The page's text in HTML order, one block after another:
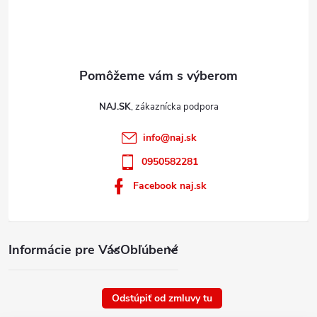
Informácie pre VásObľúbené
NAJ.SK
info@naj.sk
0950582281
Facebook naj.sk
Odstúpiť od zmluvy tu